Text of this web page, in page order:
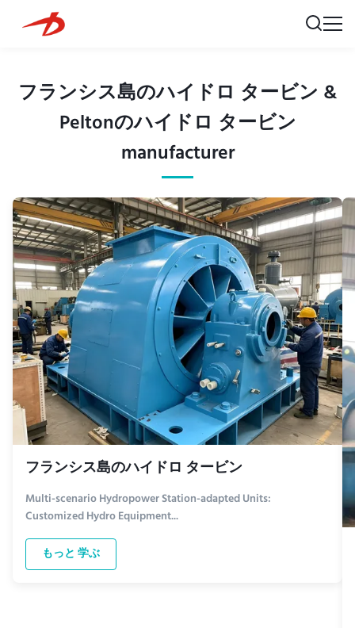
フランシス島のハイドロ タービン &
Peltonのハイドロ タービン
manufacturer
フランシス島のハイドロ タービン
Multi-scenario Hydropower Station-adapted Units:
Customized Hydro Equipment...
もっと 学ぶ